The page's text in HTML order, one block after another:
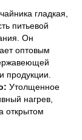
гладкая,
питьевой
Он
оптовым
продукции.
Утолщенное
нагрев,
открытом